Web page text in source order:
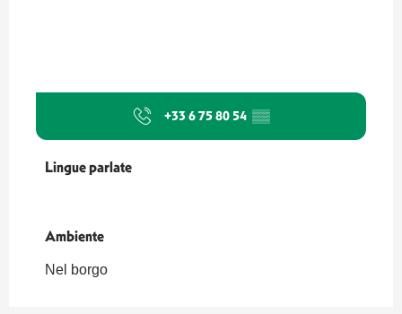
+33 6 75 80 54 ▒▒
Lingue parlate
Lingue parlate
Ambiente
Ambiente
Nel borgo